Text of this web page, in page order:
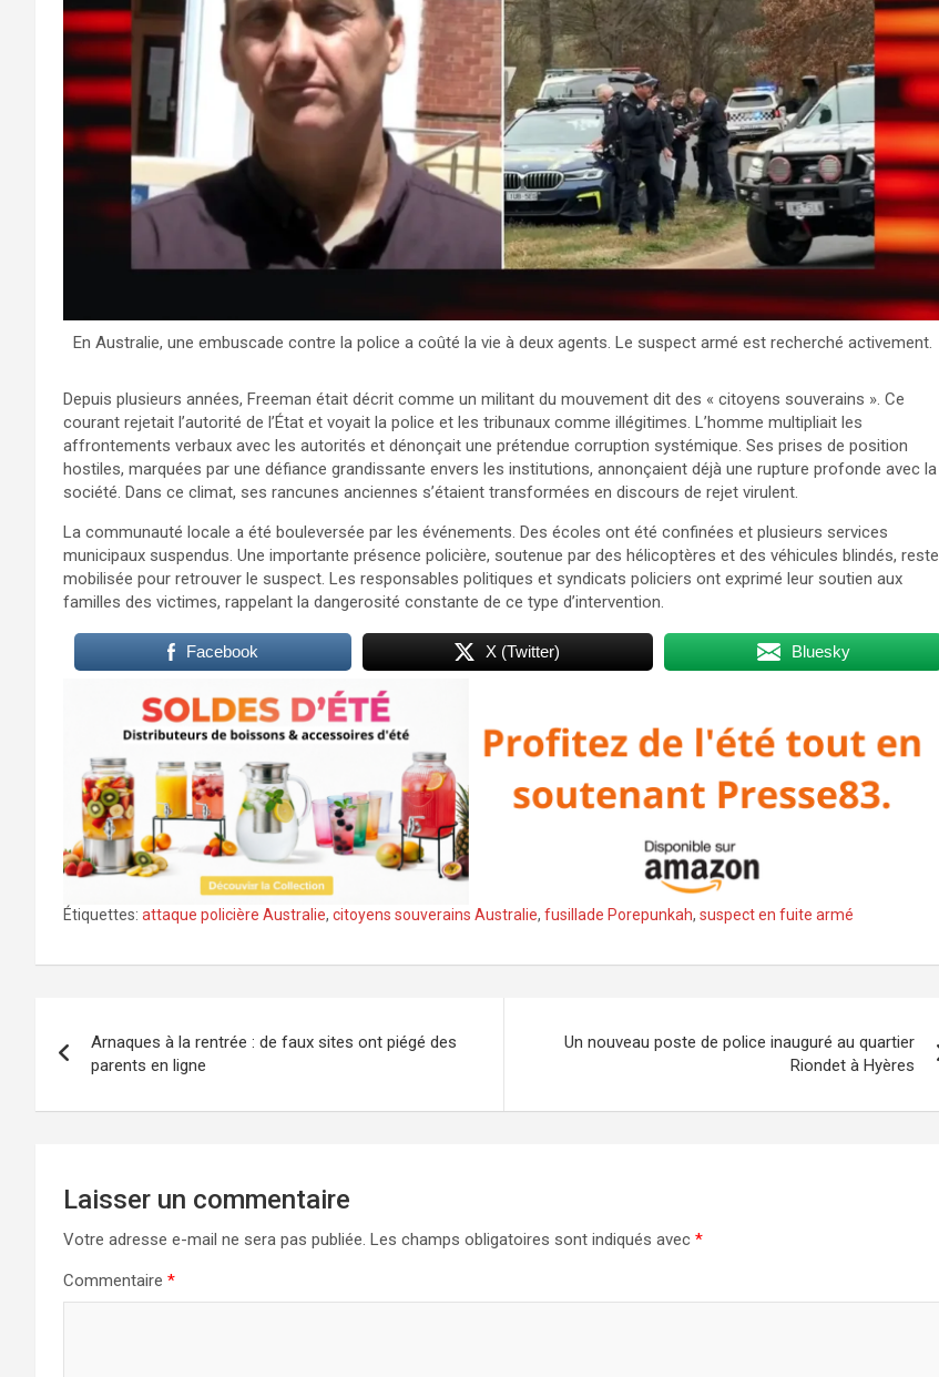
En Australie, une embuscade contre la police a coûté la vie à deux agents. Le suspect armé est recherché activement.
Depuis plusieurs années, Freeman était décrit comme un militant du mouvement dit des « citoyens souverains ». Ce
courant rejetait l’autorité de l’État et voyait la police et les tribunaux comme illégitimes. L’homme multipliait les
affrontements verbaux avec les autorités et dénonçait une prétendue corruption systémique. Ses prises de position
hostiles, marquées par une défiance grandissante envers les institutions, annonçaient déjà une rupture profonde avec la
société. Dans ce climat, ses rancunes anciennes s’étaient transformées en discours de rejet virulent.
La communauté locale a été bouleversée par les événements. Des écoles ont été confinées et plusieurs services
municipaux suspendus. Une importante présence policière, soutenue par des hélicoptères et des véhicules blindés, reste
mobilisée pour retrouver le suspect. Les responsables politiques et syndicats policiers ont exprimé leur soutien aux
familles des victimes, rappelant la dangerosité constante de ce type d’intervention.
Facebook X (Twitter) Bluesky
Étiquettes: attaque policière Australie, citoyens souverains Australie, fusillade Porepunkah, suspect en fuite armé
de
l’article
Arnaques à la rentrée : de faux sites ont piégé des
parents en ligne
Un nouveau poste de police inauguré au quartier
Riondet à Hyères
Laisser un commentaire
Votre adresse e-mail ne sera pas publiée. Les champs obligatoires sont indiqués avec *
Commentaire *